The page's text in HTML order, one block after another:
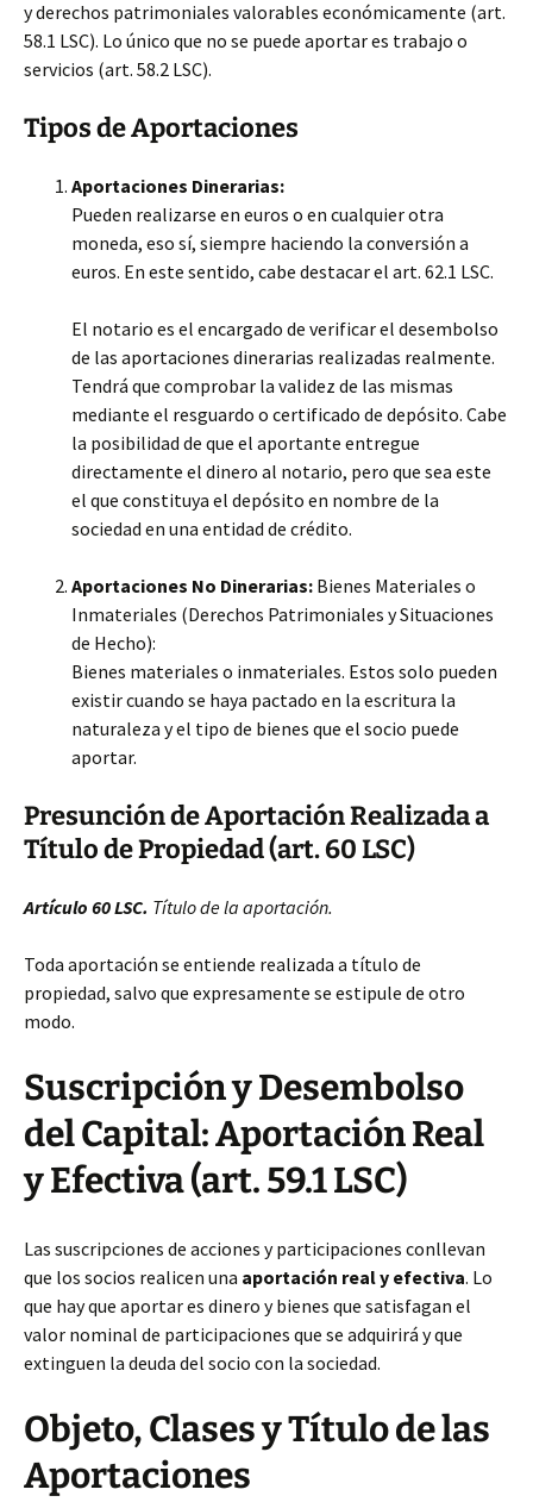
y derechos patrimoniales valorables económicamente (art.
58.1 LSC). Lo único que no se puede aportar es trabajo o
servicios (art. 58.2 LSC).
Tipos de Aportaciones
Aportaciones Dinerarias:
Pueden realizarse en euros o en cualquier otra
moneda, eso sí, siempre haciendo la conversión a
euros. En este sentido, cabe destacar el art. 62.1 LSC.
El notario es el encargado de verificar el desembolso
de las aportaciones dinerarias realizadas realmente.
Tendrá que comprobar la validez de las mismas
mediante el resguardo o certificado de depósito. Cabe
la posibilidad de que el aportante entregue
directamente el dinero al notario, pero que sea este
el que constituya el depósito en nombre de la
sociedad en una entidad de crédito.
Aportaciones No Dinerarias: Bienes Materiales o
Inmateriales (Derechos Patrimoniales y Situaciones
de Hecho):
Bienes materiales o inmateriales. Estos solo pueden
existir cuando se haya pactado en la escritura la
naturaleza y el tipo de bienes que el socio puede
aportar.
Presunción de Aportación Realizada a
Título de Propiedad (art. 60 LSC)
Artículo 60 LSC. Título de la aportación.
Toda aportación se entiende realizada a título de
propiedad, salvo que expresamente se estipule de otro
modo.
Suscripción y Desembolso
del Capital: Aportación Real
y Efectiva (art. 59.1 LSC)
Las suscripciones de acciones y participaciones conllevan
que los socios realicen una aportación real y efectiva. Lo
que hay que aportar es dinero y bienes que satisfagan el
valor nominal de participaciones que se adquirirá y que
extinguen la deuda del socio con la sociedad.
Objeto, Clases y Título de las
Aportaciones